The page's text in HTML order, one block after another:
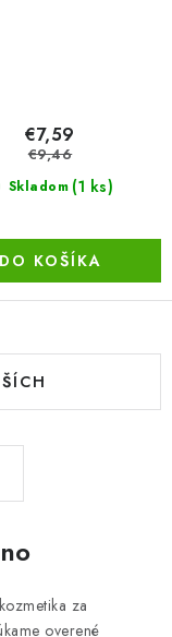
Skladom (1 ks)
€7,59
€9,46
DO KOŠÍKA
za
overené